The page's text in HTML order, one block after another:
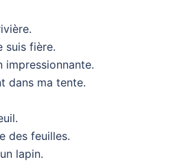
suis fière.
impressionnante.
dans ma tente.
des feuilles.
lapin.